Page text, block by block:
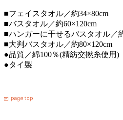
■フェイスタオル／約34×80cm
■バスタオル／約60×120cm
■ハンガーに干せるバスタオル／
■大判バスタオル／約80×120cm
●品質／綿100％(精紡交撚糸使用)
●タイ製